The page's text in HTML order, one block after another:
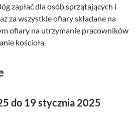
zapłać dla osób sprzątających i
za wszystkie ofiary składane na
ofiary na utrzymanie pracowników
kościoła.
do 19 stycznia 2025